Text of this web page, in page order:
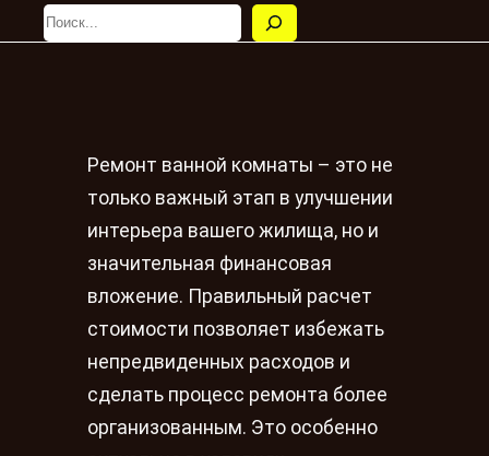
Ремонт ванной комнаты – это не
только важный этап в улучшении
интерьера вашего жилища, но и
значительная финансовая
вложение. Правильный расчет
стоимости позволяет избежать
непредвиденных расходов и
сделать процесс ремонта более
организованным. Это особенно